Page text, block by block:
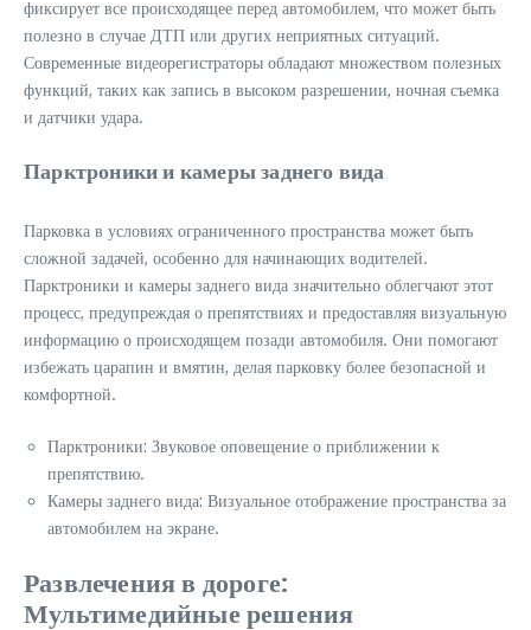
фиксирует все происходящее перед автомобилем, что может быть
полезно в случае ДТП или других неприятных ситуаций.
Современные видеорегистраторы обладают множеством полезных
функций, таких как запись в высоком разрешении, ночная съемка
и датчики удара.
Парктроники и камеры заднего вида
Парковка в условиях ограниченного пространства может быть
сложной задачей, особенно для начинающих водителей.
Парктроники и камеры заднего вида значительно облегчают этот
процесс, предупреждая о препятствиях и предоставляя визуальную
информацию о происходящем позади автомобиля. Они помогают
избежать царапин и вмятин, делая парковку более безопасной и
комфортной.
Парктроники: Звуковое оповещение о приближении к
препятствию.
Камеры заднего вида: Визуальное отображение пространства за
автомобилем на экране.
Развлечения в дороге:
Мультимедийные решения